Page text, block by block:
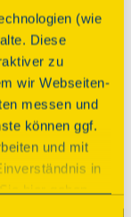
(wie
Diese
zu
wir Webseiten-
messen und
können ggf.
und mit
in
hier geben.